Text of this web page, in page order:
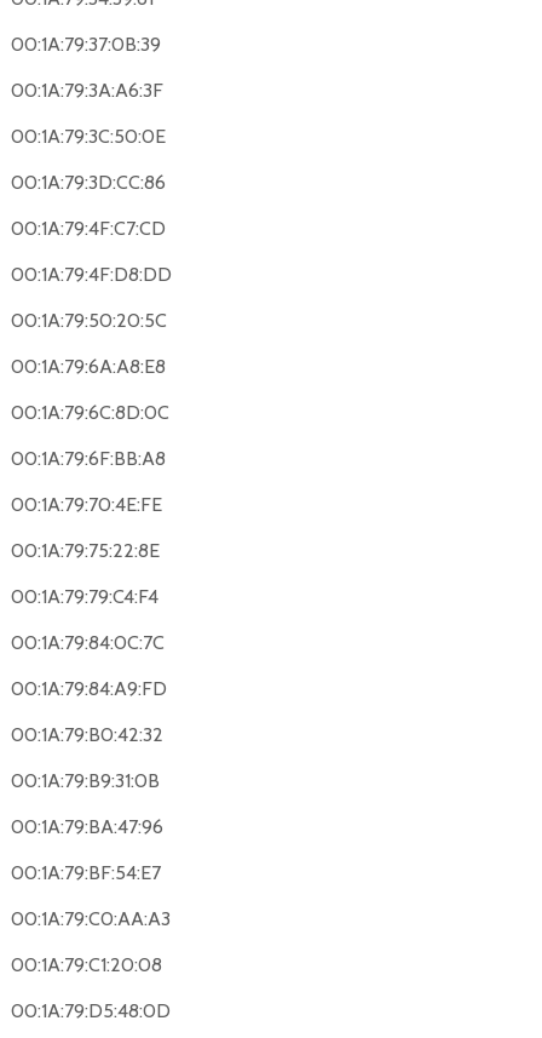
00:1A:79:37:0B:39
00:1A:79:3A:A6:3F
00:1A:79:3C:50:0E
00:1A:79:3D:CC:86
00:1A:79:4F:C7:CD
00:1A:79:4F:D8:DD
00:1A:79:50:20:5C
00:1A:79:6A:A8:E8
00:1A:79:6C:8D:0C
00:1A:79:6F:BB:A8
00:1A:79:70:4E:FE
00:1A:79:75:22:8E
00:1A:79:79:C4:F4
00:1A:79:84:0C:7C
00:1A:79:84:A9:FD
00:1A:79:B0:42:32
00:1A:79:B9:31:0B
00:1A:79:BA:47:96
00:1A:79:BF:54:E7
00:1A:79:C0:AA:A3
00:1A:79:C1:20:08
00:1A:79:D5:48:0D